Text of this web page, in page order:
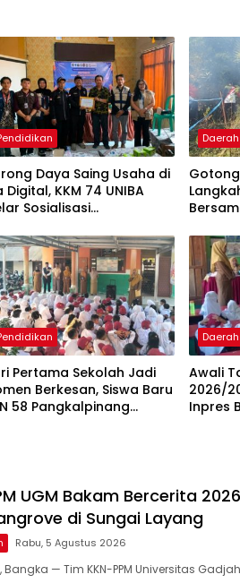
Daya Saing Usaha di
Digital, KKM 74 UNIBA
Sosialisasi
Technopreneurship
Daerah
Sambut
Pertama Sekolah Jadi
Berkesan, Siswa Baru
58 Pangkalpinang
Daerah
Awali
2026/
Inpres
UGM Bakam Bercerita
di Sungai Layang
Rabu, 5 Agustus 2026
Bangka — Tim KKN-PPM Universitas